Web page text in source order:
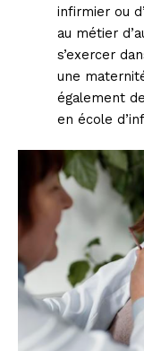
infirmier ou
au métier
s’exercer
une
également
en école